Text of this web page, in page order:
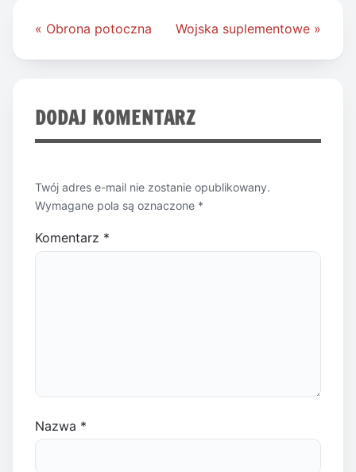
Nawigacja
« Obrona potoczna Wojska suplementowe »
DODAJ KOMENTARZ
Twój adres e-mail nie zostanie opublikowany.
Wymagane pola są oznaczone *
Komentarz *
Nazwa *